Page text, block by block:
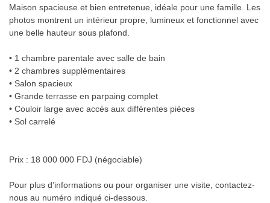
Maison spacieuse et bien entretenue, idéale pour une famille. Les
photos montrent un intérieur propre, lumineux et fonctionnel avec
une belle hauteur sous plafond.
• 1 chambre parentale avec salle de bain
• 2 chambres supplémentaires
• Salon spacieux
• Grande terrasse en parpaing complet
• Couloir large avec accès aux différentes pièces
• Sol carrelé
Prix : 18 000 000 FDJ (négociable)
Pour plus d’informations ou pour organiser une visite, contactez-
nous au numéro indiqué ci-dessous.